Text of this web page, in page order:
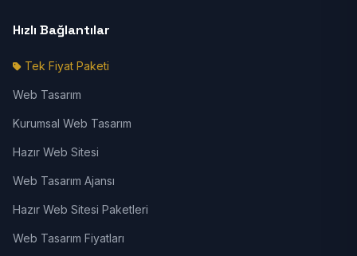
Hızlı Bağlantılar
Tek Fiyat Paketi
Web Tasarım
Kurumsal Web Tasarım
Hazır Web Sitesi
Web Tasarım Ajansı
Hazır Web Sitesi Paketleri
Web Tasarım Fiyatları